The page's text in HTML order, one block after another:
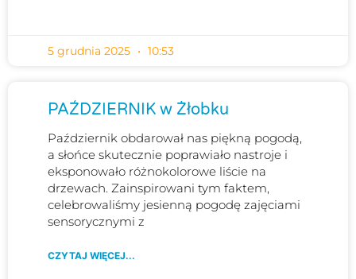
5 grudnia 2025 10:53
PAŹDZIERNIK w Żłobku
Październik obdarował nas piękną pogodą,
a słońce skutecznie poprawiało nastroje i
eksponowało różnokolorowe liście na
drzewach. Zainspirowani tym faktem,
celebrowaliśmy jesienną pogodę zajęciami
sensorycznymi z
CZYTAJ WIĘCEJ...